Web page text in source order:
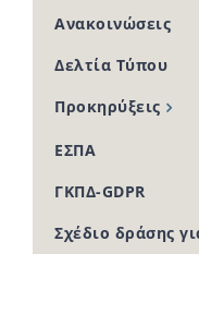
Ανακοινώσεις
Δελτία Τύπου
Προκηρύξεις
ΕΣΠΑ
ΓΚΠΔ-GDPR
Σχέδιο δράσης